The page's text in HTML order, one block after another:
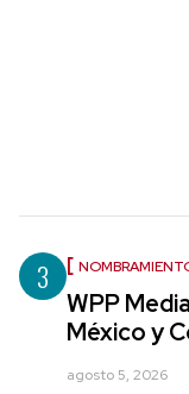
3
WPP
México y
agosto 5, 2026